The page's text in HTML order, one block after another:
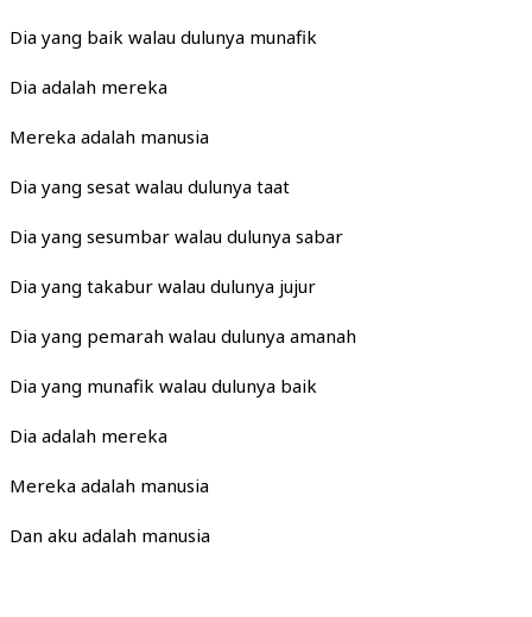
Dia yang baik walau dulunya munafik
Dia adalah mereka
Mereka adalah manusia
Dia yang sesat walau dulunya taat
Dia yang sesumbar walau dulunya sabar
Dia yang takabur walau dulunya jujur
Dia yang pemarah walau dulunya amanah
Dia yang munafik walau dulunya baik
Dia adalah mereka
Mereka adalah manusia
Dan aku adalah manusia